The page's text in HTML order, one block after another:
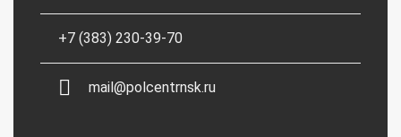
+7 (383) 230-39-70
mail@polcentrnsk.ru